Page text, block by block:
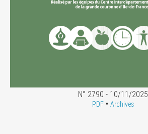
N° 2790 - 10/11/2025
PDF• Archives